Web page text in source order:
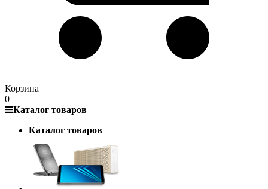
Корзина
0
Каталог товаров
Каталог товаров